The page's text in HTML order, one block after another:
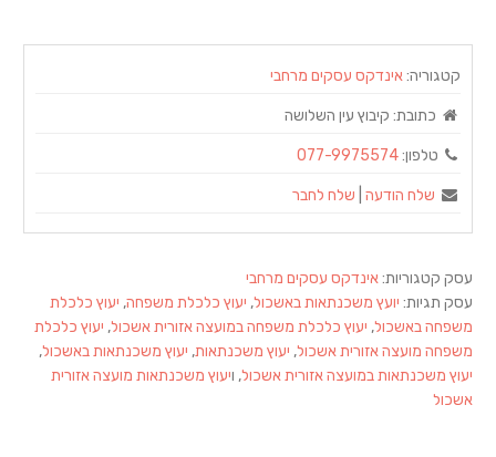
קטגוריה:אינדקס עסקים מרחבי
כתובת: קיבוץ עין השלושה
טלפון:077-9975574
שלח הודעה שלח לחבר
עסק קטגוריות:אינדקס עסקים מרחבי
עסק תגיות: יועץ משכנתאות באשכול, יעוץ כלכלת משפחה, יעוץ כלכלת
משפחה באשכול, יעוץ כלכלת משפחה במועצה אזורית אשכול, יעוץ כלכלת
משפחה מועצה אזורית אשכול, יעוץ משכנתאות, יעוץ משכנתאות באשכול,
יעוץ משכנתאות במועצה אזורית אשכול, ויעוץ משכנתאות מועצה אזורית
אשכול